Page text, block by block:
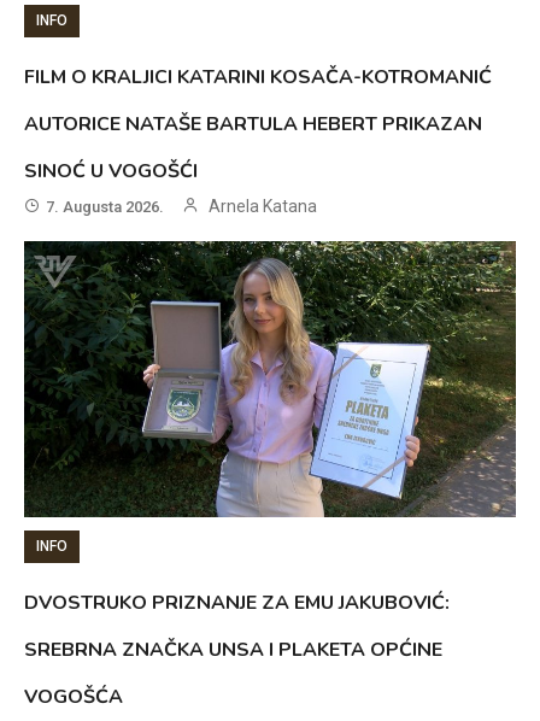
INFO
FILM O KRALJICI KATARINI KOSAČA-KOTROMANIĆ
AUTORICE NATAŠE BARTULA HEBERT PRIKAZAN
SINOĆ U VOGOŠĆI
7. Augusta 2026. Arnela Katana
INFO
DVOSTRUKO PRIZNANJE ZA EMU JAKUBOVIĆ:
SREBRNA ZNAČKA UNSA I PLAKETA OPĆINE
VOGOŠĆA